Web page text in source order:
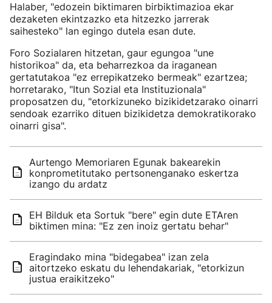
Halaber, "edozein biktimaren birbiktimazioa ekar
dezaketen ekintzazko eta hitzezko jarrerak
saihesteko" lan egingo dutela esan dute.
Foro Sozialaren hitzetan, gaur egungoa "une
historikoa" da, eta beharrezkoa da iraganean
gertatutakoa "ez errepikatzeko bermeak" ezartzea;
horretarako, "Itun Sozial eta Instituzionala"
proposatzen du, "etorkizuneko bizikidetzarako oinarri
sendoak ezarriko dituen bizikidetza demokratikorako
oinarri gisa".
Aurtengo Memoriaren Egunak bakearekin
konprometitutako pertsonenganako eskertza
izango du ardatz
EH Bilduk eta Sortuk "bere" egin dute ETAren
biktimen mina: "Ez zen inoiz gertatu behar"
Eragindako mina "bidegabea" izan zela
aitortzeko eskatu du lehendakariak, "etorkizun
justua eraikitzeko"